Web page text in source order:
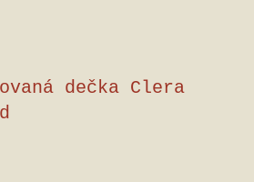
dečka Clera